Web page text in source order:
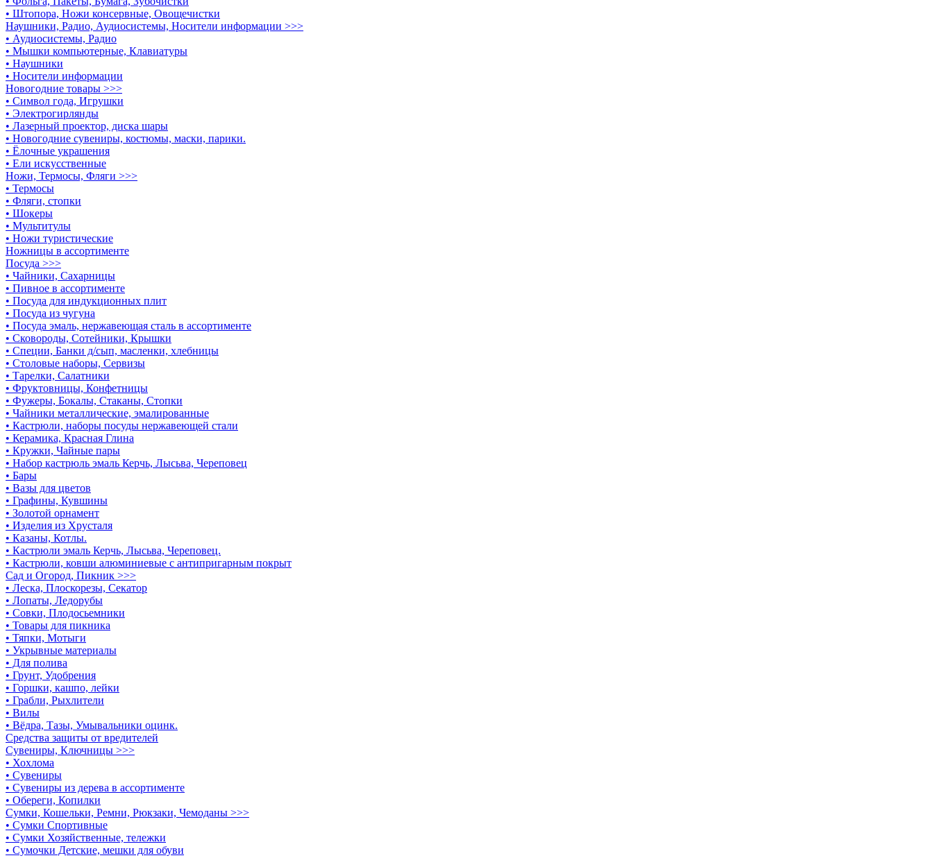
• Штопора, Ножи консервные, Овощечистки
Наушники, Радио, Аудиосистемы, Носители информации >>>
• Аудиосистемы, Радио
• Мышки компьютерные, Клавиатуры
• Наушники
• Носители информации
Новогодние товары >>>
• Символ года, Игрушки
• Электрогирлянды
• Лазерный проектор, диска шары
• Новогодние сувениры, костюмы, маски, парики.
• Ёлочные украшения
• Ели искусственные
Ножи, Термосы, Фляги >>>
• Термосы
• Фляги, стопки
• Шокеры
• Мультитулы
• Ножи туристические
Ножницы в ассортименте
Посуда >>>
• Чайники, Сахарницы
• Пивное в ассортименте
• Посуда для индукционных плит
• Посуда из чугуна
• Посуда эмаль, нержавеющая сталь в ассортименте
• Сковороды, Сотейники, Крышки
• Специи, Банки д/сып, масленки, хлебницы
• Столовые наборы, Сервизы
• Тарелки, Салатники
• Фруктовницы, Конфетницы
• Фужеры, Бокалы, Стаканы, Стопки
• Чайники металлические, эмалированные
• Кастрюли, наборы посуды нержавеющей стали
• Керамика, Красная Глина
• Кружки, Чайные пары
• Набор кастрюль эмаль Керчь, Лысьва, Череповец
• Бары
• Вазы для цветов
• Графины, Кувшины
• Золотой орнамент
• Изделия из Хрусталя
• Казаны, Котлы.
• Кастрюли эмаль Керчь, Лысьва, Череповец.
• Кастрюли, ковши алюминиевые с антипригарным покрыт
Сад и Огород, Пикник >>>
• Леска, Плоскорезы, Секатор
• Лопаты, Ледорубы
• Совки, Плодосьемники
• Товары для пикника
• Тяпки, Мотыги
• Укрывные материалы
• Для полива
• Грунт, Удобрения
• Горшки, кашпо, лейки
• Грабли, Рыхлители
• Вилы
• Вёдра, Тазы, Умывальники оцинк.
Средства защиты от вредителей
Сувениры, Ключницы >>>
• Хохлома
• Сувениры
• Сувениры из дерева в ассортименте
• Обереги, Копилки
Сумки, Кошельки, Ремни, Рюкзаки, Чемоданы >>>
• Сумки Спортивные
• Сумки Хозяйственные, тележки
• Сумочки Детские, мешки для обуви